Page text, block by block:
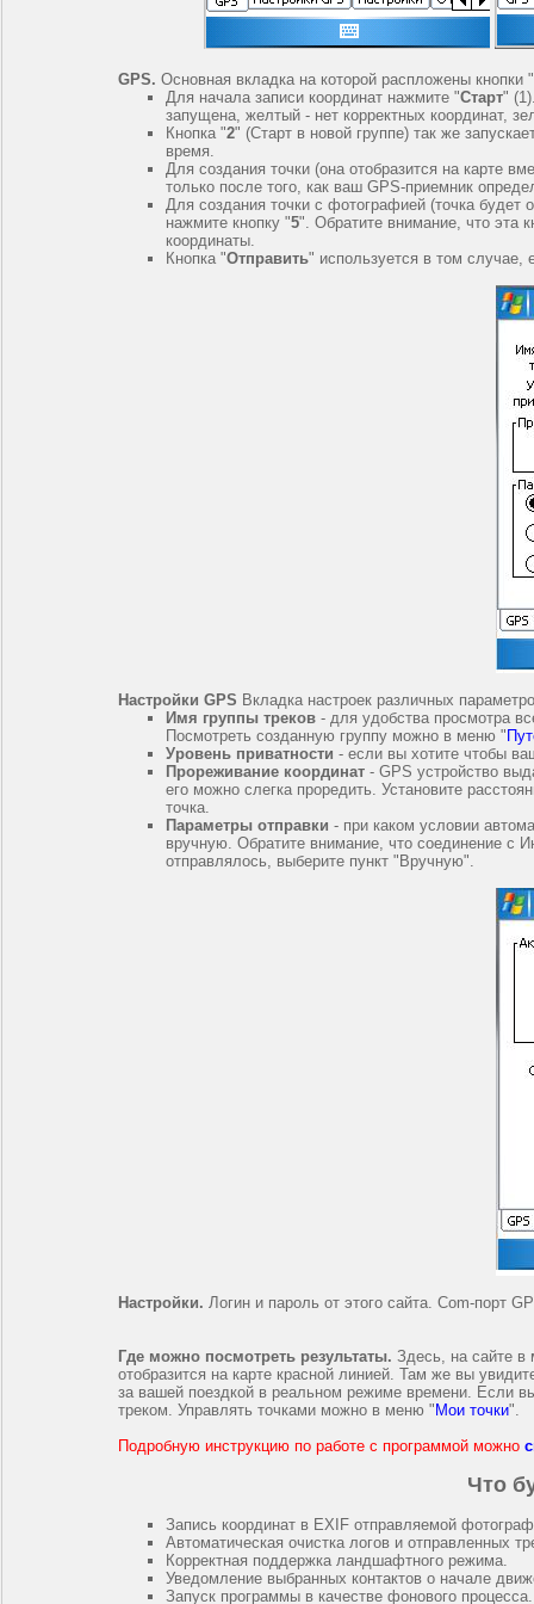
GPS. Основная вкладка на которой распложены
Для начала записи координат нажмите "Старт"
запущена, желтый - нет корректных координат,
Кнопка "2" (Старт в новой группе) так же
время.
Для создания точки (она отобразится на карте
только после того, как ваш GPS-приемник
Для создания точки с фотографией (точка будет
нажмите кнопку "5". Обратите внимание, что эта
координаты.
Кнопка "Отправить" используется в том случае,
Настройки GPS Вкладка настроек различных
Имя группы треков - для удобства просмотра
Посмотреть созданную группу можно в меню "
Уровень приватности - если вы хотите чтобы
Прореживание координат - GPS устройство
его можно слегка проредить. Установите
точка.
Параметры отправки - при каком условии
вручную. Обратите внимание, что соединение с
отправлялось, выберите пункт "Вручную".
Настройки. Логин и пароль от этого сайта. Com-порт
Где можно посмотреть результаты. Здесь, на сайте в
отобразится на карте красной линией. Там же вы
за вашей поездкой в реальном режиме времени. Если
треком. Управлять точками можно в меню " Мои точки".
Подробную инструкцию по работе с программой можно
Что
Запись координат в EXIF отправляемой
Автоматическая очистка логов и отправленных
Корректная поддержка ландшафтного режима.
Уведомление выбранных контактов о начале
Запуск программы в качестве фонового процесса.